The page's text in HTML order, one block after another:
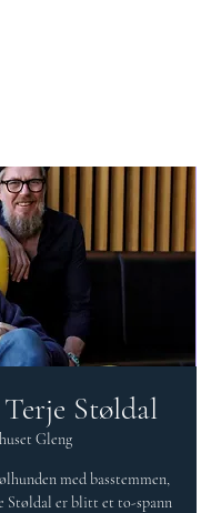
Støldal
Gleng
med basstemmen,
Støldal er blitt et to-spann